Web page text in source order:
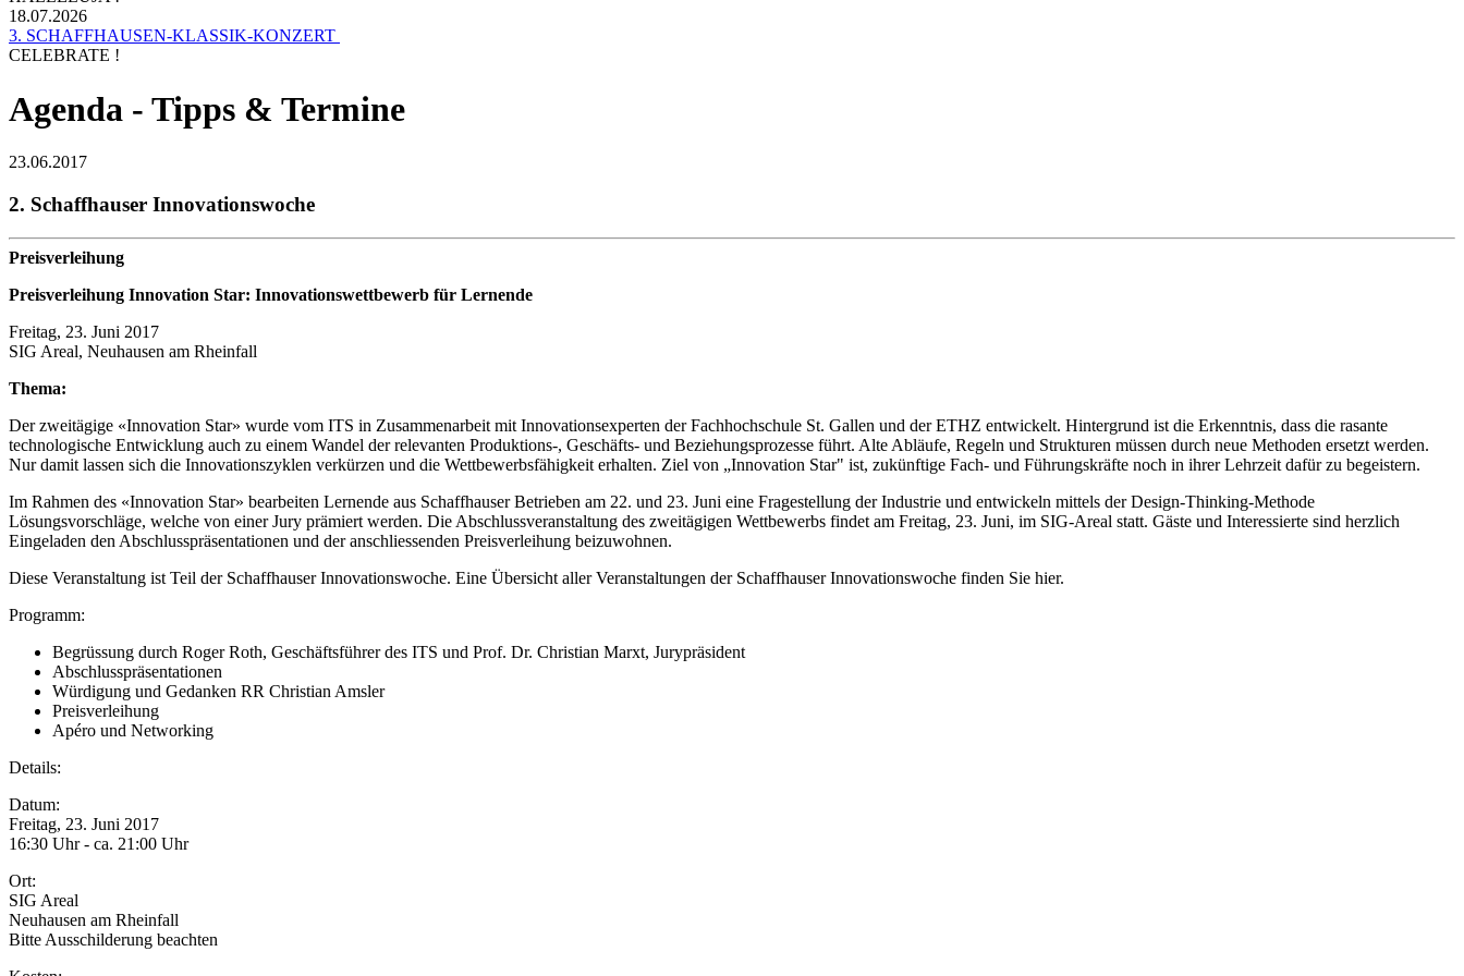
18.07.2026
3. SCHAFFHAUSEN-KLASSIK-KONZERT
CELEBRATE !
Agenda - Tipps & Termine
23.06.2017
2. Schaffhauser Innovationswoche
Preisverleihung
Preisverleihung Innovation Star: Innovationswettbewerb für Lernende
Freitag, 23. Juni 2017
SIG Areal, Neuhausen am Rheinfall
Thema:
Der zweitägige «Innovation Star» wurde vom ITS in Zusammenarbeit mit Innovationsexperten der Fachhochschule St. Gallen und der ETHZ entwickelt. Hintergrund ist die Erkenntnis, dass die rasante
technologische Entwicklung auch zu einem Wandel der relevanten Produktions-, Geschäfts- und Beziehungsprozesse führt. Alte Abläufe, Regeln und Strukturen müssen durch neue Methoden ersetzt werden.
Nur damit lassen sich die Innovationszyklen verkürzen und die Wettbewerbsfähigkeit erhalten. Ziel von „Innovation Star" ist, zukünftige Fach- und Führungskräfte noch in ihrer Lehrzeit dafür zu begeistern.
Im Rahmen des «Innovation Star» bearbeiten Lernende aus Schaffhauser Betrieben am 22. und 23. Juni eine Fragestellung der Industrie und entwickeln mittels der Design-Thinking-Methode
Lösungsvorschläge, welche von einer Jury prämiert werden. Die Abschlussveranstaltung des zweitägigen Wettbewerbs findet am Freitag, 23. Juni, im SIG-Areal statt. Gäste und Interessierte sind herzlich
Eingeladen den Abschlusspräsentationen und der anschliessenden Preisverleihung beizuwohnen.
Diese Veranstaltung ist Teil der Schaffhauser Innovationswoche. Eine Übersicht aller Veranstaltungen der Schaffhauser Innovationswoche finden Sie hier.
Programm:
Begrüssung durch Roger Roth, Geschäftsführer des ITS und Prof. Dr. Christian Marxt, Jurypräsident
Abschlusspräsentationen
Würdigung und Gedanken RR Christian Amsler
Preisverleihung
Apéro und Networking
Details:
Datum:
Freitag, 23. Juni 2017
16:30 Uhr - ca. 21:00 Uhr
Ort:
SIG Areal
Neuhausen am Rheinfall
Bitte Ausschilderung beachten